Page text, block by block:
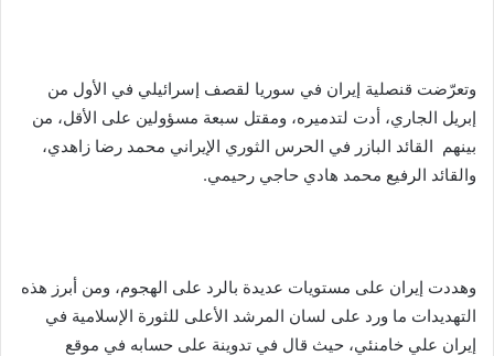
وتعرّضت قنصلية إيران في سوريا لقصف إسرائيلي في الأول من
إبريل الجاري، أدت لتدميره، ومقتل سبعة مسؤولين على الأقل، من
بينهم القائد البازر في الحرس الثوري الإيراني محمد رضا زاهدي،
والقائد الرفيع محمد هادي حاجي رحيمي.
وهددت إيران على مستويات عديدة بالرد على الهجوم، ومن أبرز هذه
التهديدات ما ورد على لسان المرشد الأعلى للثورة الإسلامية في
إيران علي خامنئي، حيث قال في تدوينة على حسابه في موقع